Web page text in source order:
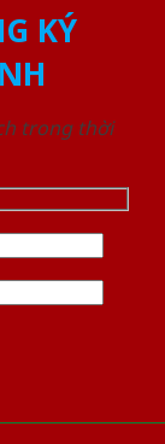
KÝ
trong thời